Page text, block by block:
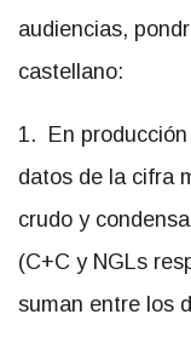
audiencias,
castellano:
1. En
datos de la cifra
crudo y
(C+C y NGLs
suman entre los